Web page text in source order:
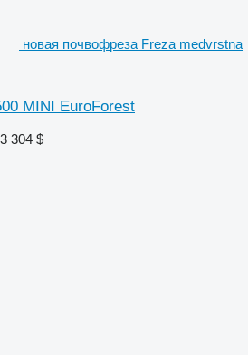
новая почвофреза Freza medvrstna
MINI EuroForest
304 $